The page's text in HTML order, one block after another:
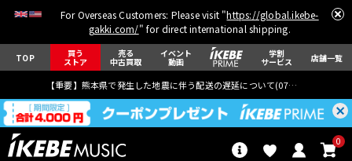
For Overseas Customers: Please visit "https://global.ikebe-
gakki.com/" for direct international shipping.
TOP 買う
ストア
売る
中古買取
イベント
動画
学割
サービス 店舗一覧
【重要】熊本県で発生した地震に伴う配送の遅延について(07月29日
0